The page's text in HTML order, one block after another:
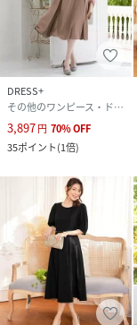
DRESS+
その他のワンピース・ドレス
3,897円 70%OFF
35ポイント(1倍)